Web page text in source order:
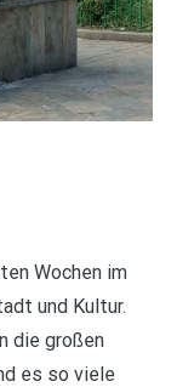
Wochen im
und Kultur.
die großen
es so viele